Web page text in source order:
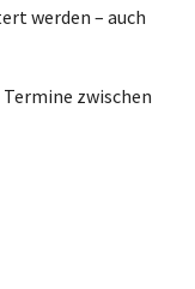
werden – auch
zwischen